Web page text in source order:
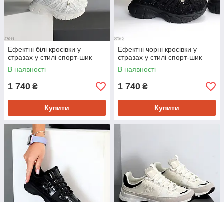
Ефектні білі кросівки у
стразах у стилі спорт-шик
В наявності
1 740 ₴
Купити
Ефектні чорні кросівки у
стразах у стилі спорт-шик
В наявності
1 740 ₴
Купити